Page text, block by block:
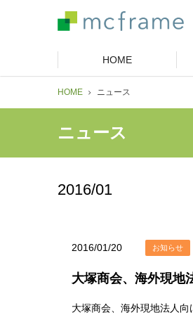
HOME
HOME ニュース
ニュース
2016/01
2016/01/20 お知らせ
大塚商会、海外現地
大塚商会、海外現地法人